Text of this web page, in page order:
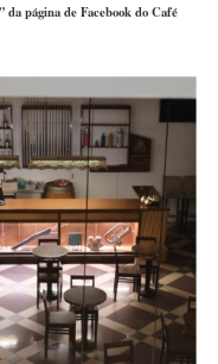
da página de Facebook do Café